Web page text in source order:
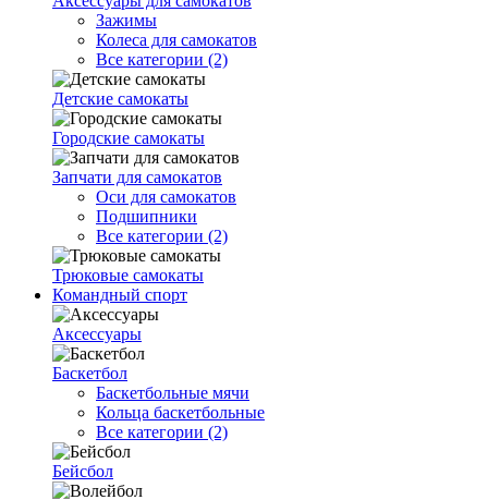
Зажимы
Колеса для самокатов
Все категории (2)
Детские самокаты
Городские самокаты
Запчати для самокатов
Оси для самокатов
Подшипники
Все категории (2)
Трюковые самокаты
Командный спорт
Аксессуары
Баскетбол
Баскетбольные мячи
Кольца баскетбольные
Все категории (2)
Бейсбол